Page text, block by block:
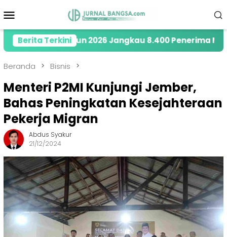
ke
Mobile
Berita Terkini
di Tahun 2026 Jangkau 8.400 Penerima Manfaat
Beranda Bisnis
Menteri P2MI Kunjungi Jember,
Bahas Peningkatan Kesejahteraan
Pekerja Migran
Abdus Syakur
21/12/2024